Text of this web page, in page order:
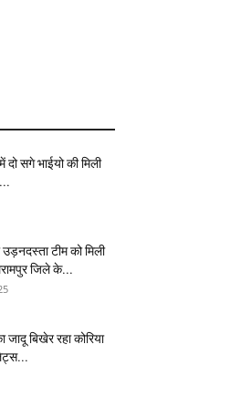
सगे भाईयो की मिली
टीम को मिली
जिले के...
बिखेर रहा कोरिया